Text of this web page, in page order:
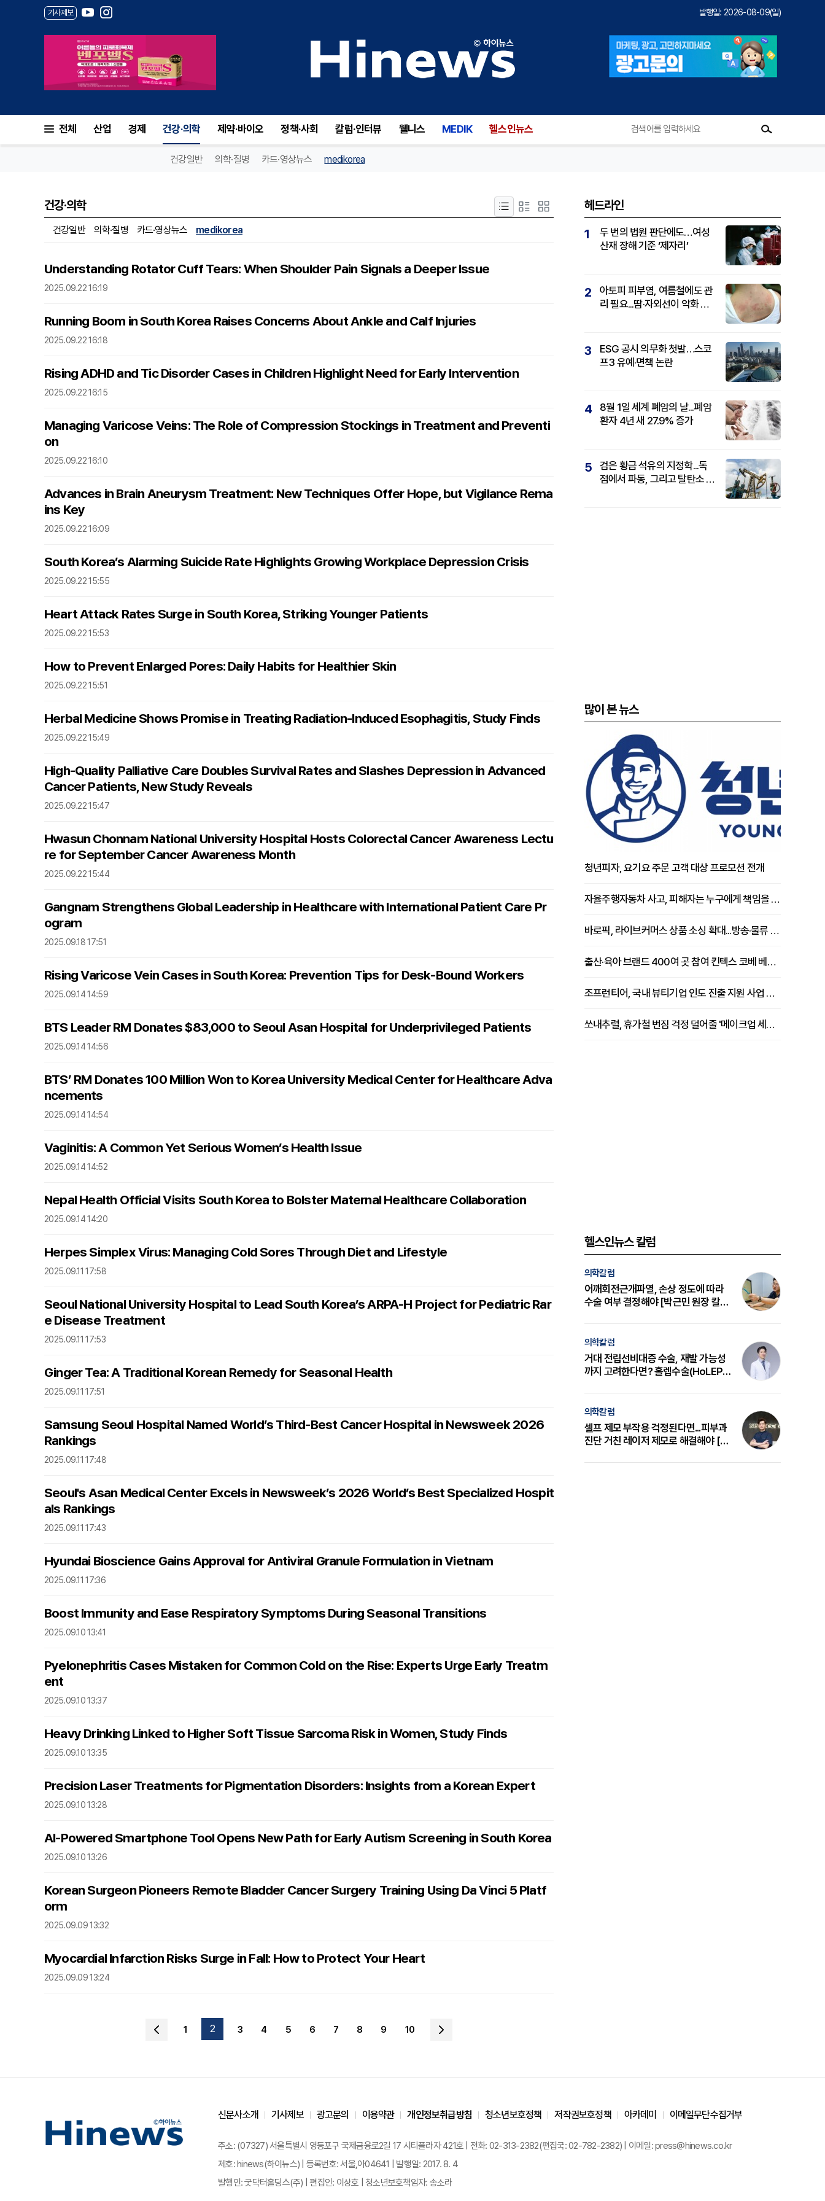
기사제보 발행일: 2026-08-09(일)
전체 산업 경제 건강·의학 제약·바이오 정책·사회 칼럼·인터뷰 웰니스 MEDIK 헬스인뉴스
건강일반 의학·질병 카드·영상뉴스 medikorea
건강·의학
건강일반 의학·질병 카드·영상뉴스 medikorea
Understanding Rotator Cuff Tears: When Shoulder Pain Signals a Deeper Issue
2025.09.22 16:19
Running Boom in South Korea Raises Concerns About Ankle and Calf Injuries
2025.09.22 16:18
Rising ADHD and Tic Disorder Cases in Children Highlight Need for Early Intervention
2025.09.22 16:15
Managing Varicose Veins: The Role of Compression Stockings in Treatment and Preventi
on
2025.09.22 16:10
Advances in Brain Aneurysm Treatment: New Techniques Offer Hope, but Vigilance Rema
ins Key
2025.09.22 16:09
South Korea’s Alarming Suicide Rate Highlights Growing Workplace Depression Crisis
2025.09.22 15:55
Heart Attack Rates Surge in South Korea, Striking Younger Patients
2025.09.22 15:53
How to Prevent Enlarged Pores: Daily Habits for Healthier Skin
2025.09.22 15:51
Herbal Medicine Shows Promise in Treating Radiation-Induced Esophagitis, Study Finds
2025.09.22 15:49
High-Quality Palliative Care Doubles Survival Rates and Slashes Depression in Advanced
Cancer Patients, New Study Reveals
2025.09.22 15:47
Hwasun Chonnam National University Hospital Hosts Colorectal Cancer Awareness Lectu
re for September Cancer Awareness Month
2025.09.22 15:44
Gangnam Strengthens Global Leadership in Healthcare with International Patient Care Pr
ogram
2025.09.18 17:51
Rising Varicose Vein Cases in South Korea: Prevention Tips for Desk-Bound Workers
2025.09.14 14:59
BTS Leader RM Donates $83,000 to Seoul Asan Hospital for Underprivileged Patients
2025.09.14 14:56
BTS’ RM Donates 100 Million Won to Korea University Medical Center for Healthcare Adva
ncements
2025.09.14 14:54
Vaginitis: A Common Yet Serious Women’s Health Issue
2025.09.14 14:52
Nepal Health Official Visits South Korea to Bolster Maternal Healthcare Collaboration
2025.09.14 14:20
Herpes Simplex Virus: Managing Cold Sores Through Diet and Lifestyle
2025.09.11 17:58
Seoul National University Hospital to Lead South Korea’s ARPA-H Project for Pediatric Rar
e Disease Treatment
2025.09.11 17:53
Ginger Tea: A Traditional Korean Remedy for Seasonal Health
2025.09.11 17:51
Samsung Seoul Hospital Named World’s Third-Best Cancer Hospital in Newsweek 2026
Rankings
2025.09.11 17:48
Seoul's Asan Medical Center Excels in Newsweek’s 2026 World’s Best Specialized Hospit
als Rankings
2025.09.11 17:43
Hyundai Bioscience Gains Approval for Antiviral Granule Formulation in Vietnam
2025.09.11 17:36
Boost Immunity and Ease Respiratory Symptoms During Seasonal Transitions
2025.09.10 13:41
Pyelonephritis Cases Mistaken for Common Cold on the Rise: Experts Urge Early Treatm
ent
2025.09.10 13:37
Heavy Drinking Linked to Higher Soft Tissue Sarcoma Risk in Women, Study Finds
2025.09.10 13:35
Precision Laser Treatments for Pigmentation Disorders: Insights from a Korean Expert
2025.09.10 13:28
AI-Powered Smartphone Tool Opens New Path for Early Autism Screening in South Korea
2025.09.10 13:26
Korean Surgeon Pioneers Remote Bladder Cancer Surgery Training Using Da Vinci 5 Platf
orm
2025.09.09 13:32
Myocardial Infarction Risks Surge in Fall: How to Protect Your Heart
2025.09.09 13:24
1 2 3 4 5 6 7 8 9 10
헤드라인
1
두 번의 법원 판단에도…여성
산재 장해 기준 ‘제자리’
2
아토피 피부염, 여름철에도 관
리 필요...땀·자외선이 악화 요
3
ESG 공시 의무화 첫발…스코
프3 유예·면책 논란
4
8월 1일 세계 폐암의 날...폐암
환자 4년 새 27.9% 증가
5
검은 황금 석유의 지정학...독
점에서 파동, 그리고 탈탄소 패
많이 본 뉴스
청년피자, 요기요 주문 고객 대상 프로모션 전개
자율주행자동차 사고, 피해자는 누구에게 책임을 물을 수 있을까
바로픽, 라이브커머스 상품 소싱 확대...방송·물류 원스톱 지원 강화
출산·육아 브랜드 400여 곳 참여 킨텍스 코베 베이비페어 개막
조프런티어, 국내 뷰티기업 인도 진출 지원 사업 추진
쏘내추럴, 휴가철 번짐 걱정 덜어줄 '메이크업 세팅 멀티 매직 실러' 제안
헬스인뉴스 칼럼
의학칼럼
어깨회전근개파열, 손상 정도에 따라
수술 여부 결정해야 [박근민 원장 칼
의학칼럼
거대 전립선비대증 수술, 재발 가능성
까지 고려한다면? 홀렙수술(HoLEP)
의학칼럼
셀프 제모 부작용 걱정된다면...피부과
진단 거친 레이저 제모로 해결해야 [변
신문사소개 기사제보 광고문의 이용약관 개인정보취급방침 청소년보호정책 저작권보호정책 아카데미 이메일무단수집거부
주소: (07327) 서울특별시 영등포구 국제금융로2길 17 시티플라자 421호 | 전화: 02-313-2382(편집국: 02-782-2382) | 이메일: press@hinews.co.kr
제호: hinews(하이뉴스) | 등록번호: 서울,아04641 | 발행일: 2017. 8. 4
발행인: 굿닥터홀딩스(주) | 편집인: 이상호 | 청소년보호책임자: 송소라